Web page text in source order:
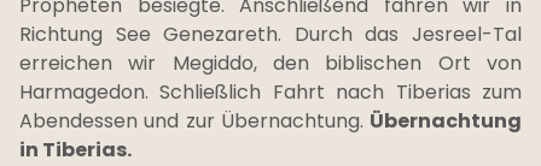
Propheten besiegte. Anschließend fahren wir in
Richtung See Genezareth. Durch das Jesreel-Tal
erreichen wir Megiddo, den biblischen Ort von
Harmagedon. Schließlich Fahrt nach Tiberias zum
Abendessen und zur Übernachtung. Übernachtung
in Tiberias.